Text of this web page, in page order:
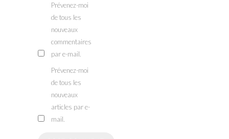
Prévenez-moi
de tous les
nouveaux
commentaires
par e-mail.
Prévenez-moi
de tous les
nouveaux
articles par e-
mail.